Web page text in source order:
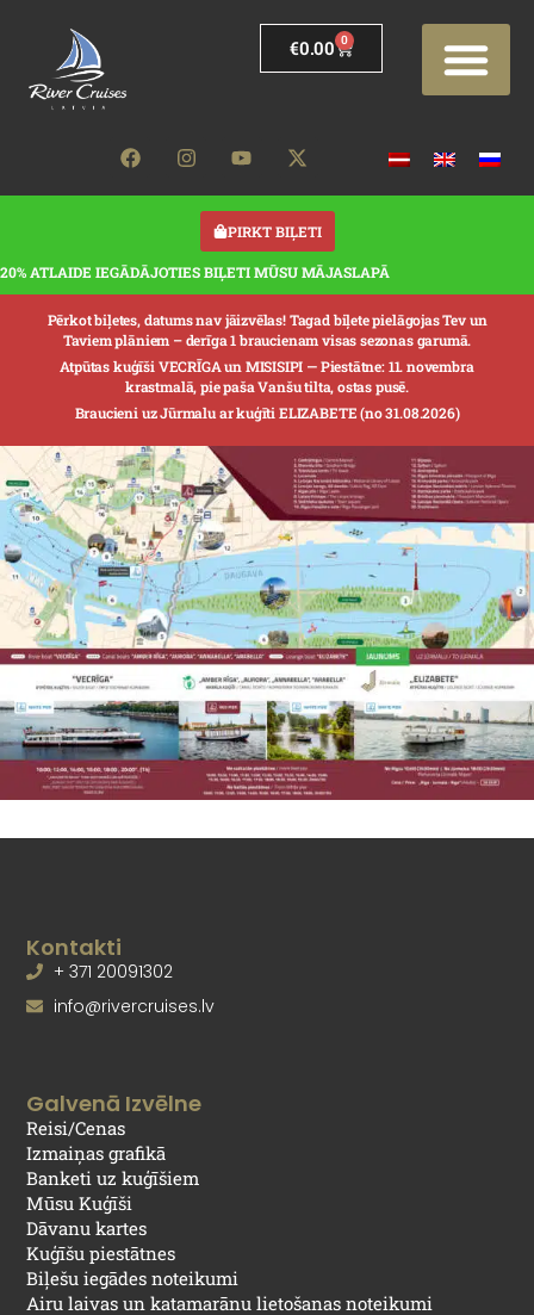
€0.00 0
PIRKT BIĻETI
20% ATLAIDE IEGĀDĀJOTIES BIĻETI MŪSU MĀJASLAPĀ
Pērkot biļetes, datums nav jāizvēlas! Tagad biļete pielāgojas Tev un
Taviem plāniem – derīga 1 braucienam visas sezonas garumā.
Atpūtas kuģīši VECRĪGA un MISISIPI —Piestātne: 11. novembra
krastmalā, pie paša Vanšu tilta, ostas pusē.
Braucieni uz Jūrmalu ar kuģīti ELIZABETE (no 31.08.2026)
Galvenā Izvēlne
Reisi/Cenas
Izmaiņas grafikā
Banketi uz kuģīšiem
Mūsu Kuģīši
Dāvanu kartes
Kuģīšu piestātnes
Biļešu iegādes noteikumi
Airu laivas un katamarānu lietošanas noteikumi
Kontakti
+ 371 20091302
info@rivercruises.lv